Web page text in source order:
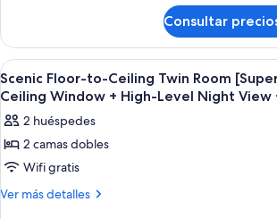
&
Microwave]
Fridge
Microwave]
[Haier
Fridge
+
Microwave
+
Bathroom
Wet-
Separation]
Fresh
Twin
Room
[Haier
+
Microwave
Bathroom
Wet-
Dry
Consultar
Abrir
todas
las
fotos
de
Scenic
Floor-
Un
12
Scenic Floor-to-Ceiling Twin Room
Ceiling Window + High-Level Night View
2 huéspedes
2 camas dobles
Wifi gratis
Ver más detalles
Más